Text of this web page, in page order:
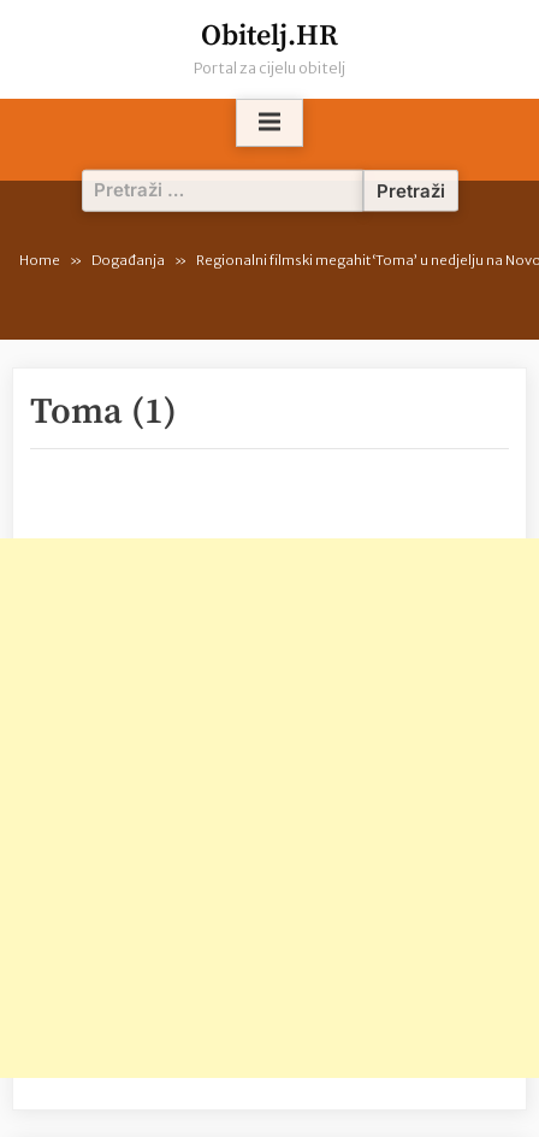
Obitelj.HR
Portal za cijelu obitelj
Pretraži:
Home Događanja Regionalni filmski megahit ‘Toma’ u nedjelju na
Toma (1)